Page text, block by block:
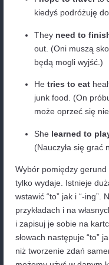
Muszę iść
Chcę
guitar.)
Lubię pić
morning.)
Dużą rolę
bezokolicznik
promised
zadzwonić
Hedecided